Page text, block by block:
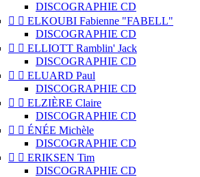
DISCOGRAPHIE CD
  ELKOUBI Fabienne "FABELL"
DISCOGRAPHIE CD
  ELLIOTT Ramblin' Jack
DISCOGRAPHIE CD
  ELUARD Paul
DISCOGRAPHIE CD
  ELZIÈRE Claire
DISCOGRAPHIE CD
  ÉNÉE Michèle
DISCOGRAPHIE CD
  ERIKSEN Tim
DISCOGRAPHIE CD